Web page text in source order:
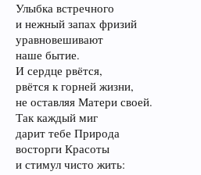
Улыбка встречного
и нежный запах фризий
уравновешивают
наше бытие.
И сердце рвётся,
рвётся к горней жизни,
не оставляя Матери своей.
Так каждый миг
дарит тебе Природа
восторги Красоты
и стимул чисто жить: